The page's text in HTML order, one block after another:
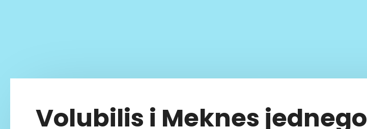
Volubilis i Meknes jednego